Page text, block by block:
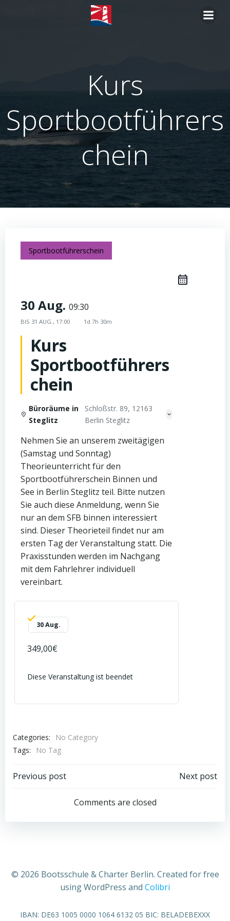
Kurs
Sportbootführers
chein
Sportbootführerschein
30 Aug. 09:30
BIS 31 AUG., 17:00 1d 7h 30m
Kurs
Sportbootführers
chein
Büroräume in
Steglitz
Schloßstr. 89, 12163
Berlin Steglitz
Nehmen Sie an unserem zweitägigen
(Samstag und Sonntag)
Theorieunterricht für den
Sportbootführerschein Binnen und
See in Berlin Steglitz teil. Bitte nutzen
Sie auch diese Anmeldung, wenn Sie
nur an dem SFB binnen interessiert
sind. Dieser Theorieteil findet nur am
ersten Tag der Veranstaltung statt. Die
Praxisstunden werden im Nachgang
mit dem Fahrlehrer individuell
vereinbart.
30 Aug.
349,00€
Diese Veranstaltung ist beendet
Categories:
No Category
Tags:
No Tag
Post
navigation
Previous post
navigation
Next post
Comments are closed
© 2026 Bootsschule & Charter Berlin. Created for free
using WordPress and Colibri
IBAN: DE63 1005 0000 1064 6132 05 BIC: BELADEBEXXX